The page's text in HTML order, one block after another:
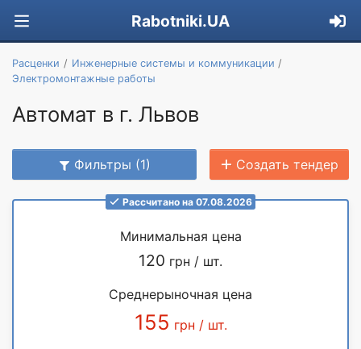
Rabotniki.UA
Расценки
Инженерные системы и коммуникации
Электромонтажные работы
Автомат в г. Львов
Фильтры (1) Создать тендер
Рассчитано на 07.08.2026
Минимальная цена
120 грн / шт.
Среднерыночная цена
155 грн / шт.